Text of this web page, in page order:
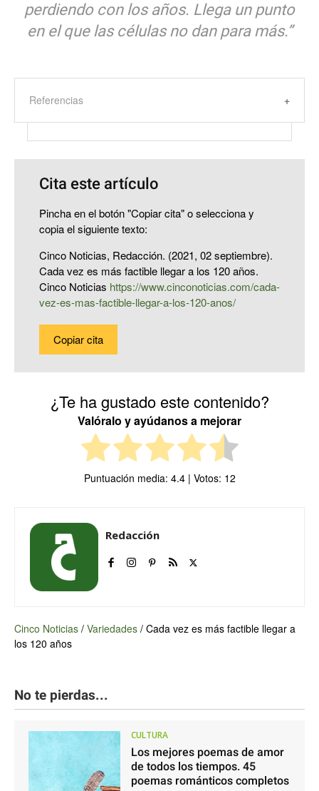
perdiendo con los años. Llega un punto
en el que las células no dan para más.”
Referencias
Cita este artículo
Pincha en el botón "Copiar cita" o selecciona y
copia el siguiente texto:
Cinco Noticias, Redacción. (2021, 02 septiembre).
Cada vez es más factible llegar a los 120 años.
Cinco Noticias https://www.cinconoticias.com/cada-
vez-es-mas-factible-llegar-a-los-120-anos/
Copiar cita
¿Te ha gustado este contenido?
Valóralo y ayúdanos a mejorar
Puntuación media: 4.4| Votos: 12
Redacción
Cinco Noticias / Variedades / Cada vez es más factible llegar a
los 120 años
No te pierdas...
CULTURA
Los mejores poemas de amor
de todos los tiempos. 45
poemas románticos completos